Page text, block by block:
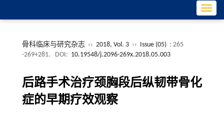
骨科临床与研究杂志 ›› 2018, Vol. 3 ›› Issue (05) : 265
-269+281.
DOI: 10.19548/j.2096-269x.2018.05.003
后路手术治疗颈胸段后纵韧带骨化
症的早期疗效观察